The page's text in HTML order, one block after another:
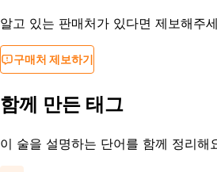
알고 있는 판매처가 있다면 제보해주
구매처 제보하기
함께 만든 태그
이 술을 설명하는 단어를 함께 정리해